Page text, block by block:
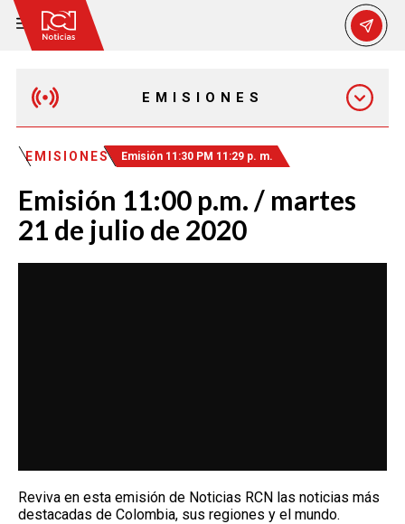
EMISIONES
EMISIÓN 12:30 PM
EMISIÓN 7:00 PM
EMISIONES Emisión 11:30 PM 11:29 p. m.
Emisión 11:00 p.m. / martes
21 de julio de 2020
Reviva en esta emisión de Noticias RCN las noticias más
destacadas de Colombia, sus regiones y el mundo.